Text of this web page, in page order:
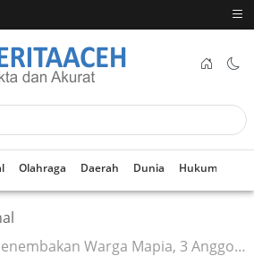
Olahraga Daerah Dunia Hukum
Mapia, 3 Anggota Polres Dogiyai Papua Diperiksa Buntut